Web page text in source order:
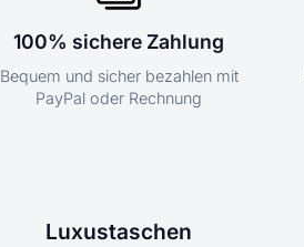
100% sichere Zahlung
Bequem und sicher bezahlen mit
PayPal oder Rechnung
Luxustaschen